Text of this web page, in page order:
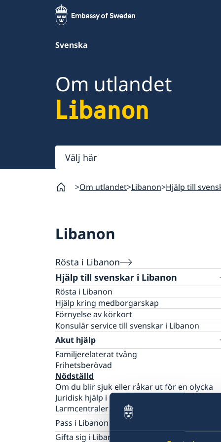
Svenska
Om utlandet
Libanon
Välj
här
Om utlandet Libanon Hjälp till
Libanon
Rösta i Libanon
Hjälp till svenskar i Libanon
Rösta i Libanon
Hjälp kring medborgarskap
Förnyelse av körkort
Konsulär service till svenskar i Libanon
Akut hjälp
Familjerelaterat tvång
Frihetsberövad
Nödställd
Om du blir sjuk eller råkar ut för en olycka
Juridisk hjälp i utlandet
Larmcentraler
Pass i Libanon
Förlust av pass
Gifta sig i Libanon